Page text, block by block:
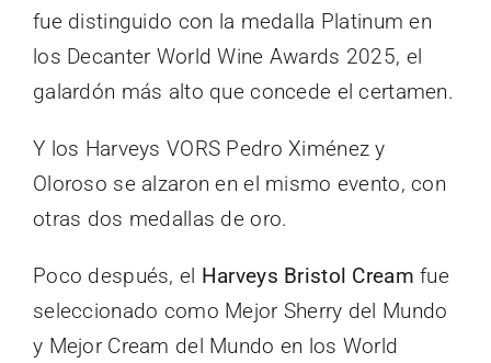
fue distinguido con la medalla Platinum en
los Decanter World Wine Awards 2025, el
galardón más alto que concede el certamen.
Y los Harveys VORS Pedro Ximénez y
Oloroso se alzaron en el mismo evento, con
otras dos medallas de oro.
Poco después, el Harveys Bristol Cream fue
seleccionado como Mejor Sherry del Mundo
y Mejor Cream del Mundo en los World